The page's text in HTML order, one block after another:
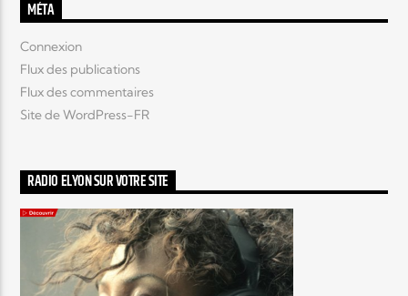
MÉTA
Connexion
Flux des publications
Flux des commentaires
Site de WordPress-FR
RADIO ELYON SUR VOTRE SITE